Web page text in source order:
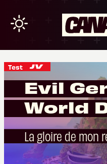
Test
Evil
World
La gloire de mon